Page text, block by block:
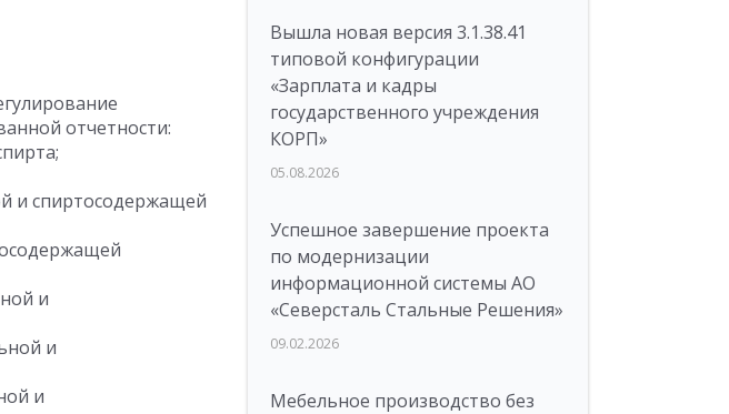
отчетности:
и спиртосодержащей
и
и
и
Вышла новая версия 3.1.38.41
типовой конфигурации
«Зарплата и кадры
государственного учреждения
КОРП»
05.08.2026
Успешное завершение проекта
по модернизации
информационной системы АО
«Северсталь Стальные Решения»
09.02.2026
Мебельное производство без